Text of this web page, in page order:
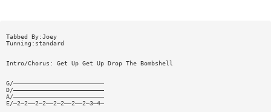
Tabbed By:Joey
Tunning:standard
Intro/Chorus: Get Up Get Up Drop The Bombshell
G/—————————————————————————
D/—————————————————————————
A/—————————————————————————
E/—2—2——2—2——2—2——2——2—3—4—